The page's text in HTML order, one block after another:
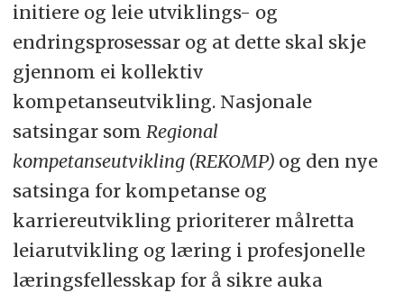
initiere og leie utviklings- og
endringsprosessar og at dette skal skje
gjennom ei kollektiv
kompetanseutvikling. Nasjonale
satsingar som Regional
kompetanseutvikling (REKOMP) og den nye
satsinga for kompetanse og
karriereutvikling prioriterer målretta
leiarutvikling og læring i profesjonelle
læringsfellesskap for å sikre auka